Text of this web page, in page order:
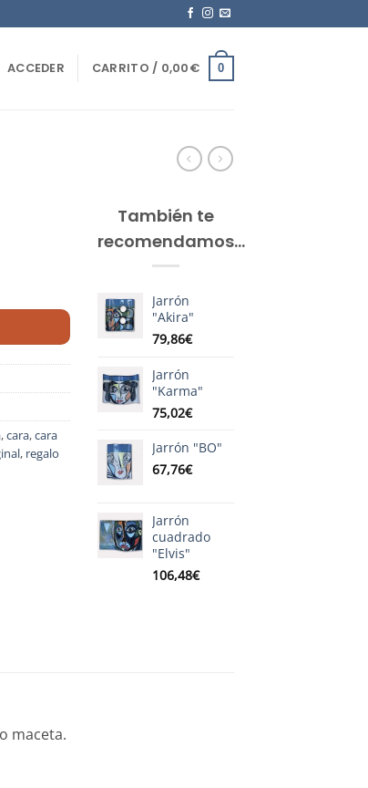
ACCEDER CARRITO / 0,00€ 0
,cara,cara
, regalo
También te
recomendamos…
Jarrón
"Akira"
79,86€
Jarrón
"Karma"
75,02€
Jarrón "BO"
67,76€
Jarrón
cuadrado
"Elvis"
106,48€
maceta.